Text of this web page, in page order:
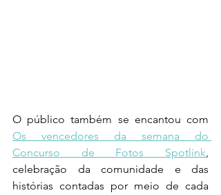
Os vencedores da semana do
Concurso de Fotos Spotlink,
celebração da comunidade e das
histórias contadas por meio de cada